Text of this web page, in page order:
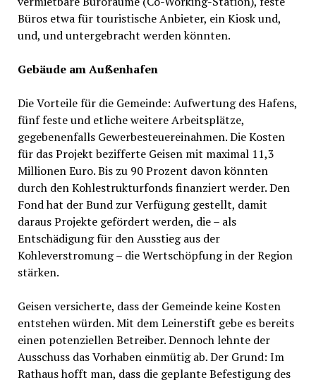
Büros etwa für touristische Anbieter, ein Kiosk und,
und, und untergebracht werden könnten.
Gebäude am Außenhafen
Die Vorteile für die Gemeinde: Aufwertung des Hafens,
fünf feste und etliche weitere Arbeitsplätze,
gegebenenfalls Gewerbesteuereinahmen. Die Kosten
für das Projekt bezifferte Geisen mit maximal 11,3
Millionen Euro. Bis zu 90 Prozent davon könnten
durch den Kohlestrukturfonds finanziert werder. Den
Fond hat der Bund zur Verfügung gestellt, damit
daraus Projekte gefördert werden, die – als
Entschädigung für den Ausstieg aus der
Kohleverstromung – die Wertschöpfung in der Region
stärken.
Geisen versicherte, dass der Gemeinde keine Kosten
entstehen würden. Mit dem Leinerstift gebe es bereits
einen potenziellen Betreiber. Dennoch lehnte der
Ausschuss das Vorhaben einmütig ab. Der Grund: Im
Rathaus hofft man, dass die geplante Befestigung des